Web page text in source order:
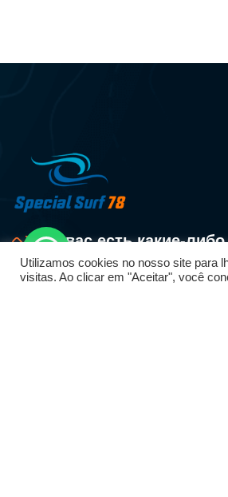
У вас есть какие-либо
сомнения?
Utilizamos cookies no nosso site para
visitas. Ao clicar em "Aceitar", você